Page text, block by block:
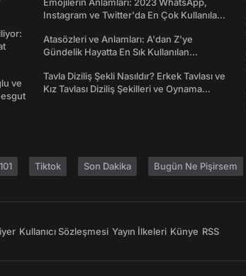
ve
Emojilerin Anlamları: 2023 WhatsApp,
Instagram ve Twitter'da En Çok Kullanılan
Atasözleri ve Anlamları: A'dan Z'ye
Gündelik Hayatta En Sık Kullanılan
Tavla Diziliş Şekli Nasıldır? Erkek Tavlası ve
Kız Tavlası Diziliş Şekilleri ve Oynama
Tiktok Son Dakika Bugün Ne Pişirsem
Kullanıcı Sözleşmesi Yayın İlkeleri Künye RSS